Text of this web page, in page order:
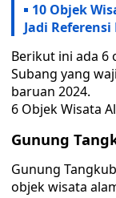
10 Objek
Jadi
Berikut ini ada 6
Subang yang
baruan 2024.
6 Objek Wisata
Gunung
Gunung
objek wisata